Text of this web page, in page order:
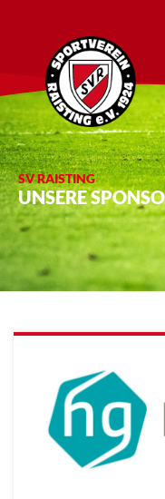
SV RAISTING
UNSERE